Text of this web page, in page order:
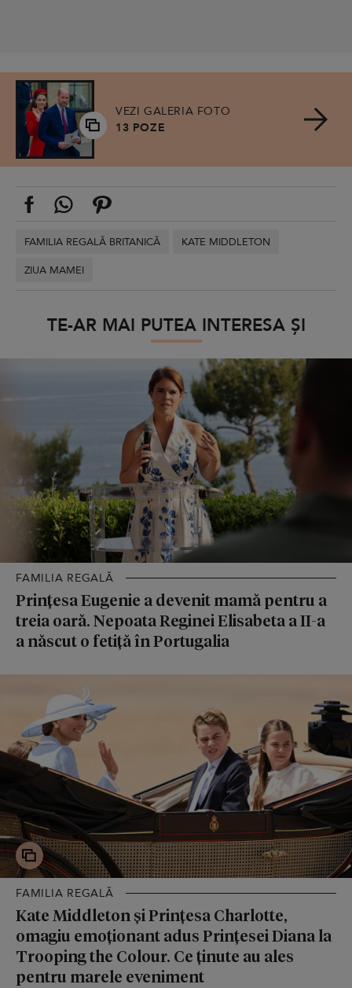
VEZI GALERIA FOTO
13 POZE
FAMILIA REGALĂ BRITANICĂ
KATE MIDDLETON
ZIUA MAMEI
TE-AR MAI PUTEA INTERESA ȘI
FAMILIA REGALĂ
Prințesa Eugenie a devenit mamă pentru a
treia oară. Nepoata Reginei Elisabeta a II-a
a născut o fetiță în Portugalia
FAMILIA REGALĂ
Kate Middleton și Prințesa Charlotte,
omagiu emoționant adus Prințesei Diana la
Trooping the Colour. Ce ținute au ales
pentru marele eveniment